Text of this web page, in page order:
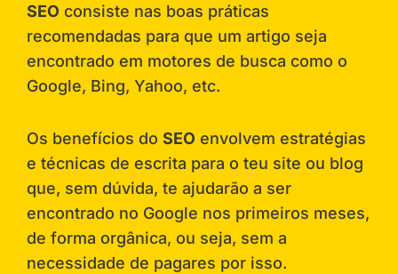
SEO consiste nas boas práticas
recomendadas para que um artigo seja
encontrado em motores de busca como o
Google, Bing, Yahoo, etc.
Os benefícios do SEO envolvem estratégias
e técnicas de escrita para o teu site ou blog
que, sem dúvida, te ajudarão a ser
encontrado no Google nos primeiros meses,
de forma orgânica, ou seja, sem a
necessidade de pagares por isso.